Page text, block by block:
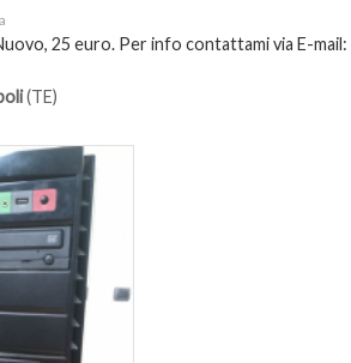
25 euro. Per info contattami via E-mail:
(TE)